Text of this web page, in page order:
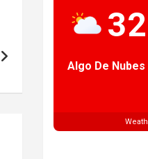
32
Algo De Nubes